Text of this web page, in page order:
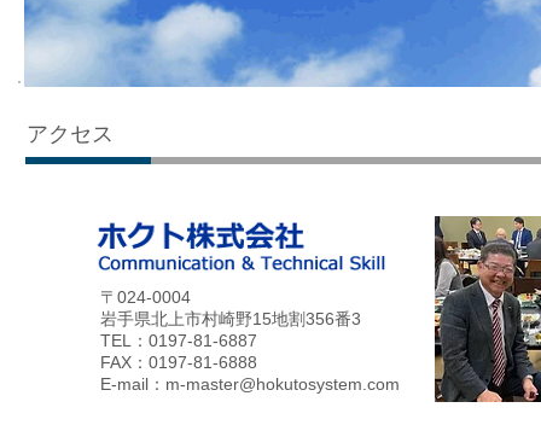
アクセス
〒024-0004
岩手県北上市村崎野15地割356番3
TEL：0197-81-6887
FAX：0197-81-6888
E-mail： m-master@hokutosystem.com